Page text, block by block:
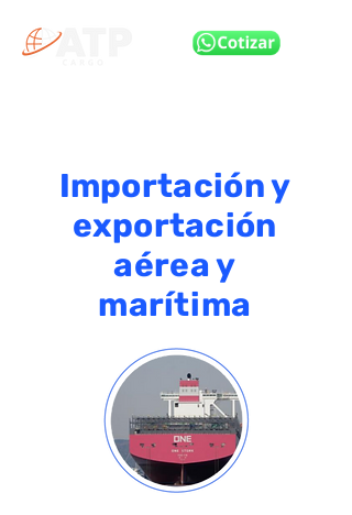
Importación y
exportación
aérea y
marítima